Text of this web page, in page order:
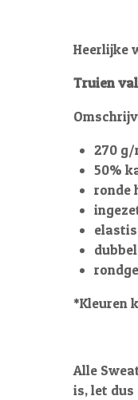
Heerlijke
Truien
270 g/
50%
ronde
*Kleuren
Alle
is, let dus